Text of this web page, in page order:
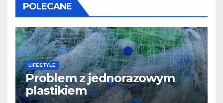
POLECANE
LIFESTYLE
Problem z jednorazowym
plastikiem